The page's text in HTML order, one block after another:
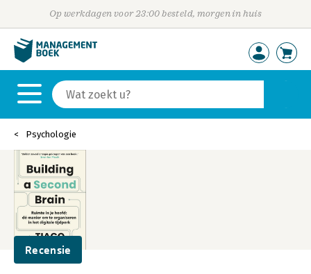
Op werkdagen voor 23:00 besteld, morgen in huis
Psychologie
Recensie